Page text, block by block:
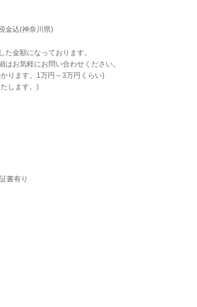
金込(神奈川県)
た金額になっております。
お気軽にお問い合わせください。
ります。1万円～3万円くらい)
します。)
書有り